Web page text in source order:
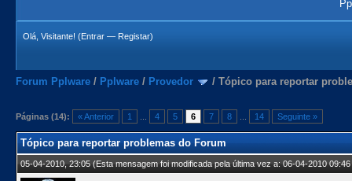
Olá, Visitante! (Entrar — Registar)
Forum Pplware / Pplware / Provedor / Tópico para reportar
Páginas (14): « Anterior 1 4 5 6 7 8 14 Seguinte »
Tópico para reportar problemas do Forum
05-04-2010, 23:05(Esta mensagem foi modificada pela última vez a: 06-04-2010